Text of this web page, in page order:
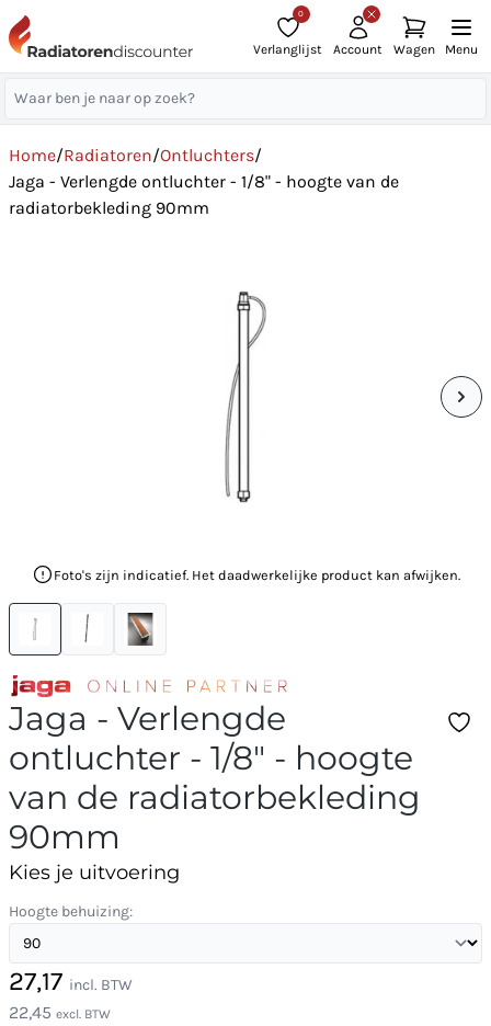
0
Verlanglijst Account Wagen Menu
Home/Radiatoren/Ontluchters/
Jaga - Verlengde ontluchter - 1/8" - hoogte van de
radiatorbekleding 90mm
Foto's zijn indicatief. Het daadwerkelijke product kan afwijken.
Jaga - Verlengde
ontluchter - 1/8" - hoogte
van de radiatorbekleding
90mm
Kies je uitvoering
Hoogte behuizing:
27,17 incl. BTW
22,45 excl. BTW